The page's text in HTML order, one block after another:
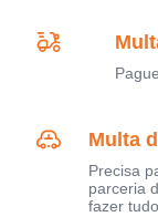
Multa
Precisa
parceria
fazer